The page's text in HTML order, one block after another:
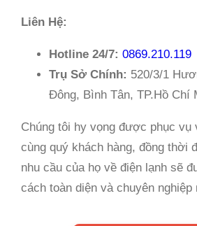
Liên Hệ:
Hotline 24/7: 0869.210.119
Trụ Sở Chính: 520/3/1
Đông, Bình Tân, TP.Hồ Chí
Chúng tôi hy vọng được phục vụ
cùng quý khách hàng, đồng thời
nhu cầu của họ về điện lạnh sẽ
cách toàn diện và chuyên nghiệp